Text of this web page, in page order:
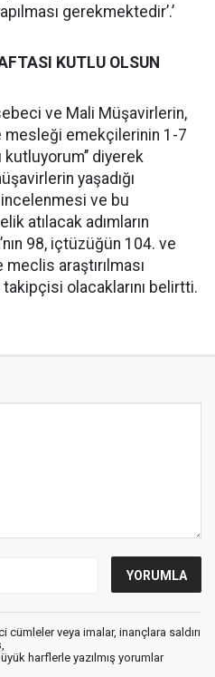
gerekmektedir’.’
KUTLU OLSUN
ve Mali Müşavirlerin,
emekçilerinin 1-7
diyerek
yaşadığı
ve bu
atılacak adımların
98, içtüzüğün 104. ve
araştırılması
olacaklarını belirtti.
cümleler veya imalar, inançlara saldırı
harflerle yazılmış yorumlar